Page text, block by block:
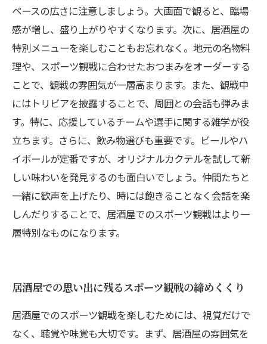
ペースの広さに注意しましょう。大画面で観ると、臨場
感が増し、盛り上がりやすくなります。次に、居酒屋の
特別メニューを楽しむこともお忘れなく。地元の名物料
理や、スポーツ観戦に合わせたおつまみをオーダーする
ことで、観戦の雰囲気が一層高まります。また、観戦中
にはトリビアを披露することで、周囲との会話も弾みま
す。特に、応援しているチームや選手に関する雑学が役
立ちます。さらに、飲み物選びも重要です。ビールやハ
イボールが定番ですが、オリジナルカクテルを試して新
しい味わいを発見するのも面白いでしょう。仲間たちと
一緒に歓声を上げたり、時には飽きることなく会話を楽
しんだりすることで、居酒屋でのスポーツ観戦はより一
層特別なものになります。
居酒屋での思い出に残るスポーツ観戦の締めくくり
居酒屋でのスポーツ観戦を楽しむためには、視覚だけで
なく、聴覚や味覚も大切です。まず、居酒屋の雰囲気を